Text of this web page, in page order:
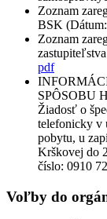
Zoznam
BSK
Zoznam
pdf
SPÔSOBU
Žiadosť o
telefonicky v
pobytu, u
Krškovej do
číslo: 0910
Voľby do